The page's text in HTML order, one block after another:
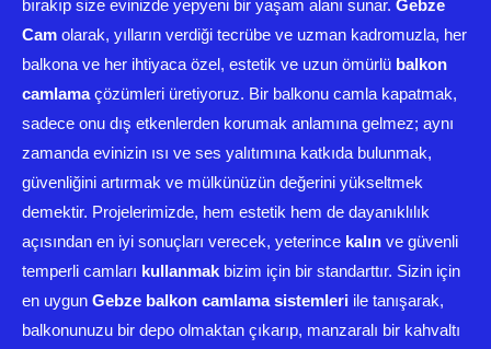
bırakıp size evinizde yepyeni bir yaşam alanı sunar. Gebze
Cam olarak, yılların verdiği tecrübe ve uzman kadromuzla, her
balkona ve her ihtiyaca özel, estetik ve uzun ömürlü balkon
camlamaçözümleri üretiyoruz. Bir balkonu camla kapatmak,
sadece onu dış etkenlerden korumak anlamına gelmez; aynı
zamanda evinizin ısı ve ses yalıtımına katkıda bulunmak,
güvenliğini artırmak ve mülkünüzün değerini yükseltmek
demektir. Projelerimizde, hem estetik hem de dayanıklılık
açısından en iyi sonuçları verecek, yeterince kalın ve güvenli
temperli camları kullanmak bizim için bir standarttır. Sizin için
en uygun Gebze balkon camlama sistemleri ile tanışarak,
balkonunuzu bir depo olmaktan çıkarıp, manzaralı bir kahvaltı